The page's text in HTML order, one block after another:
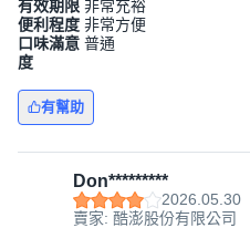
有效期限 非常充裕
便利程度 非常方便
口味滿意
度
普通
有幫助
Don*********
2026.05.30
賣家: 酷澎股份有限公司